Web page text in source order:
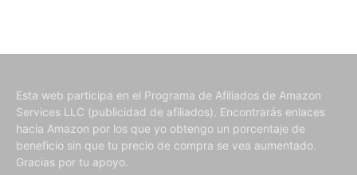
Esta web participa en el Programa de Afiliados de Amazon
Services LLC (publicidad de afiliados). Encontrarás enlaces
hacia Amazon por los que yo obtengo un porcentaje de
beneficio sin que tu precio de compra se vea aumentado.
Gracias por tu apoyo.